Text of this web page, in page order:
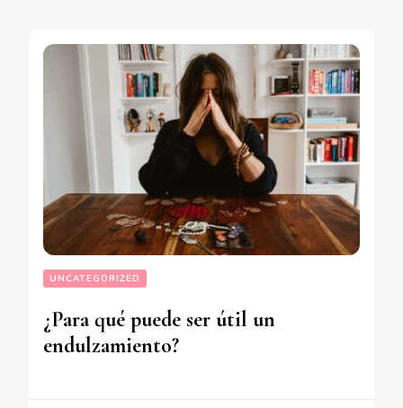
UNCATEGORIZED
¿Para qué puede ser útil un
endulzamiento?